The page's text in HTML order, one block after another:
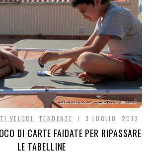
VELOCI TENDENZE 3 LUGLIO, 2013
DI CARTE FAIDATE PER RIPASSARE
LE TABELLINE